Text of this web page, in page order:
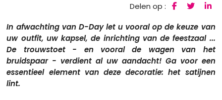
Delen op :
In afwachting van D-Day let u vooral op de keuze van
uw outfit, uw kapsel, de inrichting van de feestzaal ...
De trouwstoet - en vooral de wagen van het
bruidspaar - verdient al uw aandacht! Ga voor een
essentieel element van deze decoratie: het satijnen
lint.